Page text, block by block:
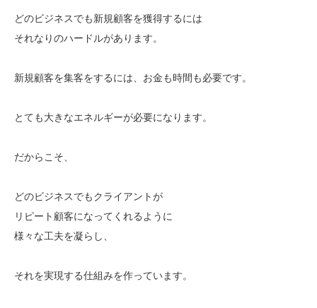
どのビジネスでも新規顧客を獲得するには
それなりのハードルがあります。
新規顧客を集客をするには、お金も時間も必要です。
とても大きなエネルギーが必要になります。
だからこそ、
どのビジネスでもクライアントが
リピート顧客になってくれるように
様々な工夫を凝らし、
それを実現する仕組みを作っています。